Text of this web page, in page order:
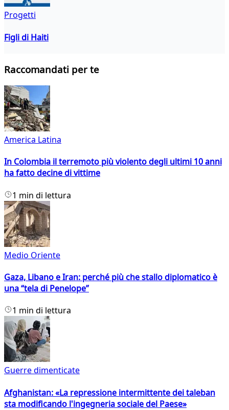
Progetti
Figli di Haiti
Raccomandati per te
America Latina
In Colombia il terremoto più violento degli ultimi 10 anni
ha fatto decine di vittime
1 min di lettura
Medio Oriente
Gaza, Libano e Iran: perché più che stallo diplomatico è
una “tela di Penelope”
1 min di lettura
Guerre dimenticate
Afghanistan: «La repressione intermittente dei taleban
sta modificando l'ingegneria sociale del Paese»